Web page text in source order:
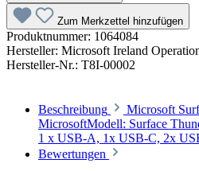
Zum Merkzettel hinzufügen
Produktnummer: 1064084
Hersteller: Microsoft Ireland
Hersteller-Nr.: T8I-00002
Beschreibung
Microsoft
MicrosoftModell: Surface
1 x USB-A, 1x USB-C, 2x
Bewertungen